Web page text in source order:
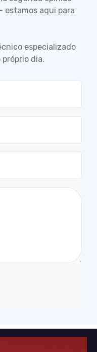
estamos aqui para
especializado
dia.